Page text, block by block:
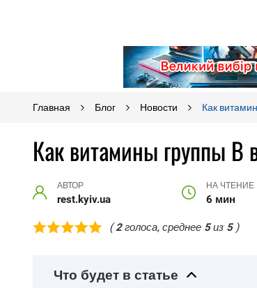
Главная Блог Новости Как
Как витамины группы В
АВТОР
rest.kyiv.ua
НА ЧТЕНИЕ
6 мин
(2голоса, среднее 5из 5)
Что будет в статье